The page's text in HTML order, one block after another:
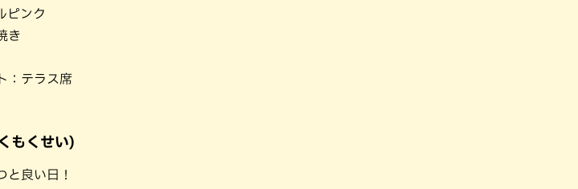
ピンク
き
：テラス席
もくせい)
と良い日！